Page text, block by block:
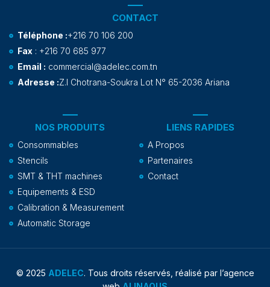
NOS PRODUITS
Consommables
Stencils
SMT & THT machines
Equipements & ESD
Calibration & Measurement
Automatic Storage
LIENS RAPIDES
A Propos
Partenaires
Contact
CONTACT
Téléphone :+216 70 106 200
Fax : +216 70 685 977
Email : commercial@adelec.com.tn
Adresse :Z.I Chotrana-Soukra Lot N° 65-2036 Ariana
© 2025 ADELEC. Tous droits réservés, réalisé par l’agence